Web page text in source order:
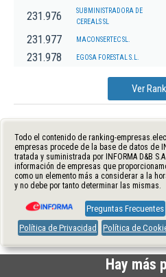
231.976
SUBMINISTRADORA DE
CEREALS SL
231.977 MACONSERTEC SL.
231.978 EGOSA FORESTAL S.L.
Ver
Todo el contenido de ranking-
empresas procede de la base de datos de
tratada y suministrada por INFORMA D&B
información de empresas que
como un elemento más a considerar a la
y no debe por tanto determinar las mismas.
Preguntas Frecuentes
Política de Privacidad
Política de
Hay más